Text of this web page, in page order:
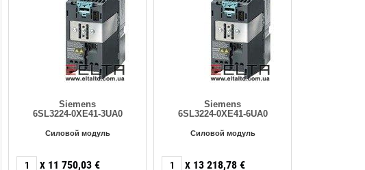
Siemens
6SL3224-0XE41-3UA0
Силовой модуль
X 11 750,03 €
Siemens
6SL3224-0XE41-6UA0
Силовой модуль
X 13 218,78 €